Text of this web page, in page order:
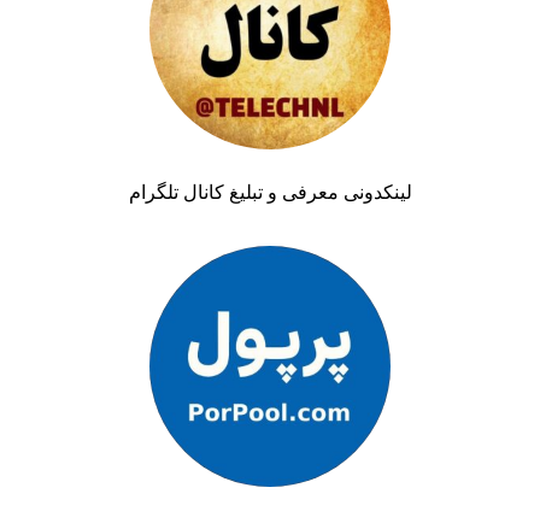
لینکدونی معرفی و تبلیغ کانال تلگرام